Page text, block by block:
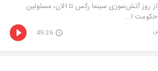
از روز آتش‌سوزی سینما رکس تا الان، مسئولین
حکومت ا...
49:26